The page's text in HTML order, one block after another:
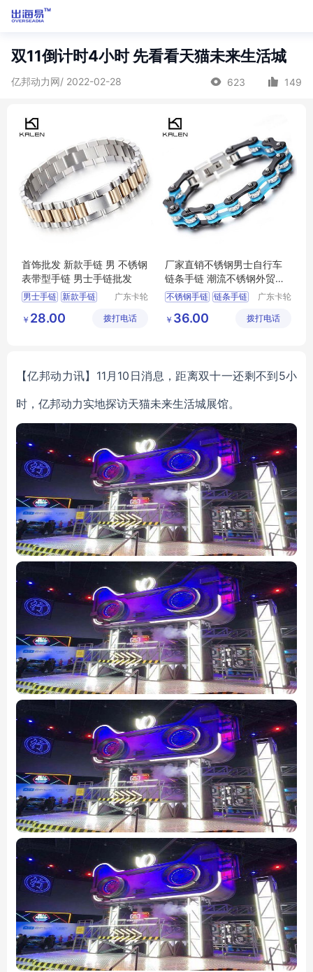
双11倒计时4小时 先看看天猫未来生活城
亿邦动力网/ 2022-02-28 623 149
首饰批发 新款手链 男 不锈钢
表带型手链 男士手链批发
男士手链 新款手链
型手链
广东卡轮
公司
￥ 28.00 拨打电话
厂家直销不锈钢男士自行车
链条手链 潮流不锈钢外贸款
式手链批发
不锈钢手链 链条手链
广东卡轮
公司
￥ 36.00 拨打电话
【亿邦动力讯】11月10日消息，距离双十一还剩不到5小
时，亿邦动力实地探访天猫未来生活城展馆。